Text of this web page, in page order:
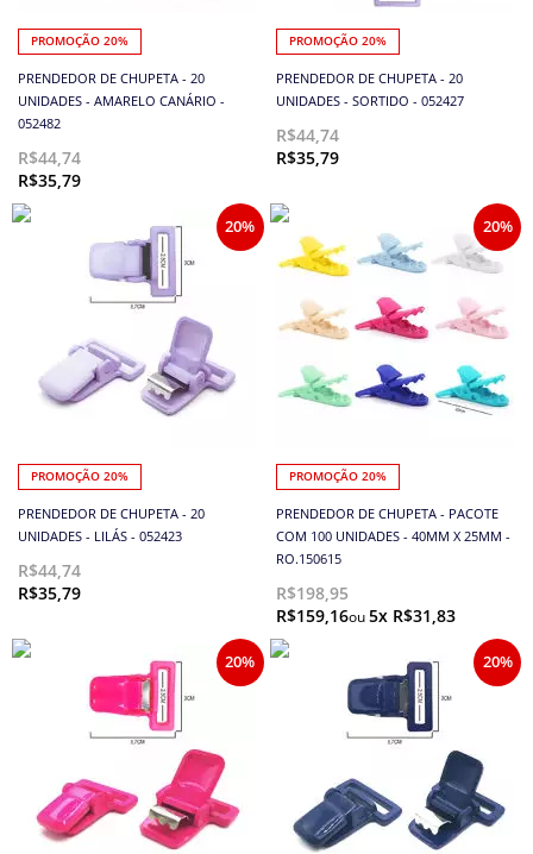
PROMOÇÃO 20%
PRENDEDOR DE CHUPETA - 20
UNIDADES - AMARELO CANÁRIO -
052482
R$44,74
R$35,79
PROMOÇÃO 20%
PRENDEDOR DE CHUPETA - 20
UNIDADES - SORTIDO - 052427
R$44,74
R$35,79
PROMOÇÃO 20%
PRENDEDOR DE CHUPETA - 20
UNIDADES - LILÁS - 052423
R$44,74
R$35,79
20%
PROMOÇÃO 20%
PRENDEDOR DE CHUPETA - PACOTE
COM 100 UNIDADES - 40MM X 25MM -
RO.150615
R$198,95
R$159,16
5x R$31,83
20%
20% 20%